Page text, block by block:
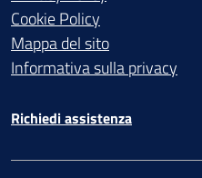
Cookie Policy
Mappa del sito
Informativa sulla privacy
Richiedi assistenza